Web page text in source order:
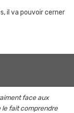
il va pouvoir cerner
face aux
le fait comprendre